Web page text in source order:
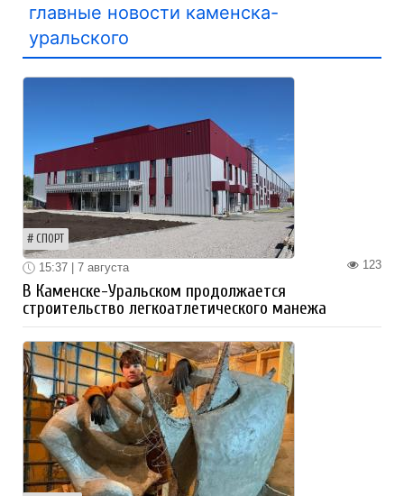
главные новости каменска-
уральского
СПОРТ
123
15:37 | 7 августа
В Каменске-Уральском продолжается
строительство легкоатлетического манежа